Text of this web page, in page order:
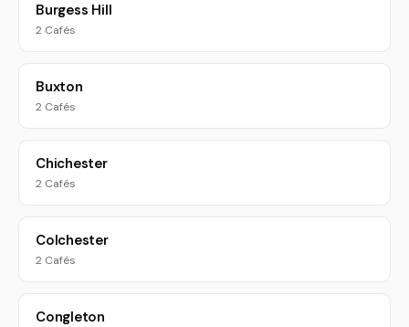
Burgess Hill
2 Cafés
Buxton
2 Cafés
Chichester
2 Cafés
Colchester
2 Cafés
Congleton